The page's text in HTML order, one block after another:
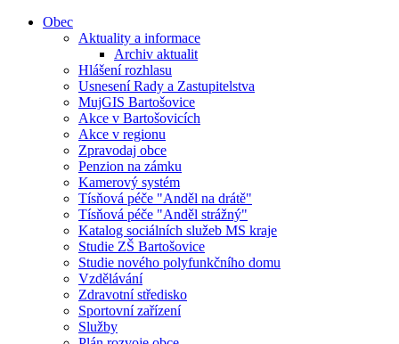
Obec
Aktuality a informace
Archiv aktualit
Hlášení rozhlasu
Usnesení Rady a Zastupitelstva
MujGIS Bartošovice
Akce v Bartošovicích
Akce v regionu
Zpravodaj obce
Penzion na zámku
Kamerový systém
Tísňová péče "Anděl na drátě"
Tísňová péče "Anděl strážný"
Katalog sociálních služeb MS kraje
Studie ZŠ Bartošovice
Studie nového polyfunkčního domu
Vzdělávání
Zdravotní středisko
Sportovní zařízení
Služby